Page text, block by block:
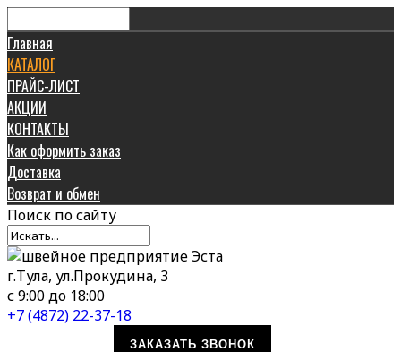
Главная
КАТАЛОГ
ПРАЙС-ЛИСТ
АКЦИИ
КОНТАКТЫ
Как оформить заказ
Доставка
Возврат и обмен
Поиск по сайту
г.Тула, ул.Прокудина, 3
с 9:00 до 18:00
+7 (4872) 22-37-18
ЗАКАЗАТЬ ЗВОНОК